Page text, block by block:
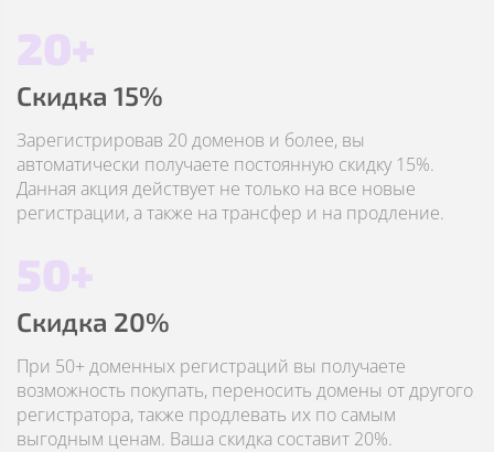
20+
Скидка 15%
Зарегистрировав 20 доменов и более, вы
автоматически получаете постоянную скидку 15%.
Данная акция действует не только на все новые
регистрации, а также на трансфер и на продление.
50+
Скидка 20%
При 50+ доменных регистраций вы получаете
возможность покупать, переносить домены от другого
регистратора, также продлевать их по самым
выгодным ценам. Ваша скидка составит 20%.